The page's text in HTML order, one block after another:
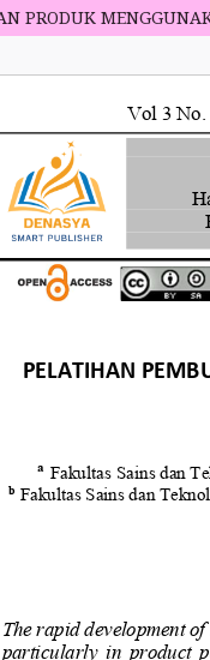
PRODUK